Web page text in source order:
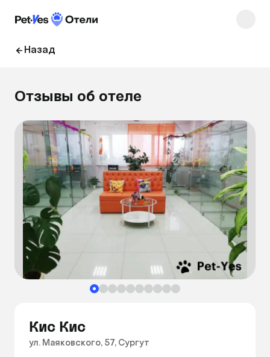
Назад
Отзывы об отеле
Кис Кис
ул. Маяковского, 57, Сургут